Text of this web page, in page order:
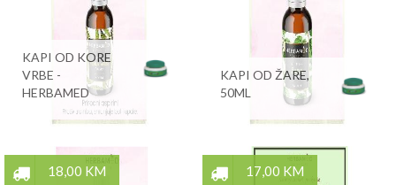
KAPI OD KORE
VRBE -
HERBAMED
KAPI OD ŽARE,
50ML
18,00 KM 17,00 KM